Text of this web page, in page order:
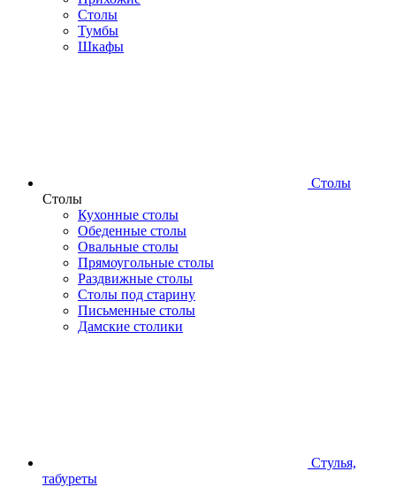
Столы
Тумбы
Шкафы
Столы
Столы
Кухонные столы
Обеденные столы
Овальные столы
Прямоугольные столы
Раздвижные столы
Столы под старину
Письменные столы
Дамские столики
Стулья,
табуреты